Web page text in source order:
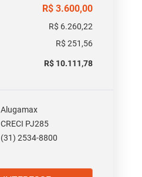
R$ 3.600,00
R$ 6.260,22
R$ 251,56
R$ 10.111,78
Alugamax
CRECI PJ285
(31) 2534-8800